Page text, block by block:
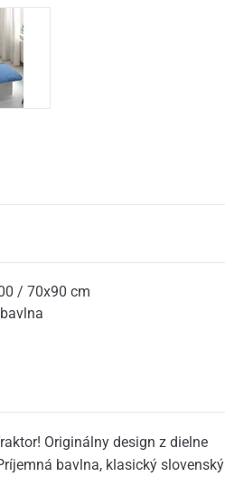
/ 70x90 cm
Originálny design z dielne
bavlna, klasický slovenský